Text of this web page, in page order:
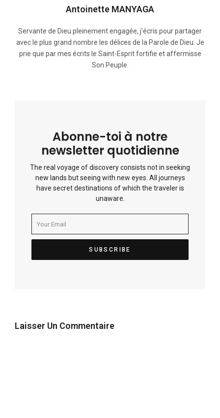
Antoinette MANYAGA
Servante de Dieu pleinement engagée, j’écris pour partager
avec le plus grand nombre les délices de la Parole de Dieu. Je
prie que par mes écrits le Saint-Esprit fortifie et affermisse
Son Peuple.
Abonne-toi à notre
newsletter quotidienne
The real voyage of discovery consists not in seeking
new lands but seeing with new eyes. All journeys
have secret destinations of which the traveler is
unaware.
Laisser Un Commentaire